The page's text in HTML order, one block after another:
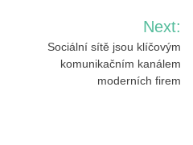
Next:
Sociální sítě jsou klíčovým
komunikačním kanálem
moderních firem